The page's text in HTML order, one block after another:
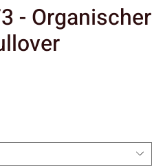
- Organischer